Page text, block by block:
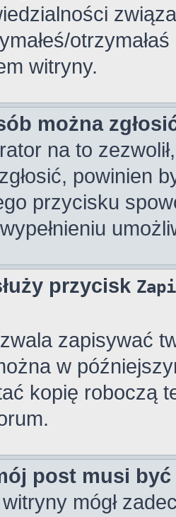
witryny.
można
na to
powinien
przycisku
przycisk
zapisywać
w
kopię roboczą
post musi
mógł